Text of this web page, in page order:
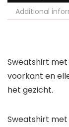
Additional
Sweatshirt
voorkant en
het gezicht.
Sweatshirt